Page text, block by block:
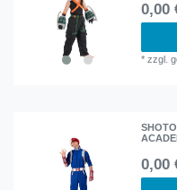
0,00
*zzgl.
0,00